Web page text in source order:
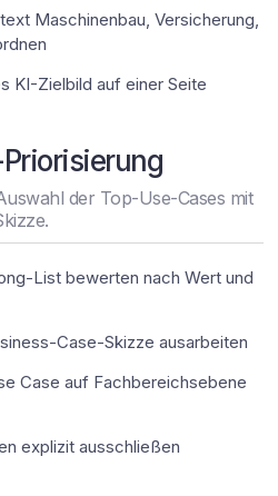
Maschinenbau, Versicherung,
KI-Zielbild auf einer Seite
der Top-Use-Cases mit
List bewerten nach Wert und
Case-Skizze ausarbeiten
Case auf Fachbereichsebene
explizit ausschließen